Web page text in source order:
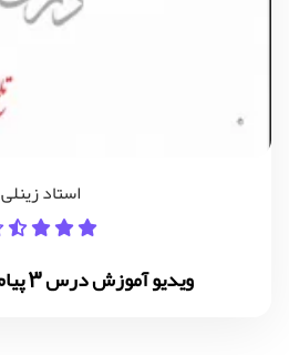
استاد زینلی
ویدیو آموزش درس 3 پیام آسمانی هفتم